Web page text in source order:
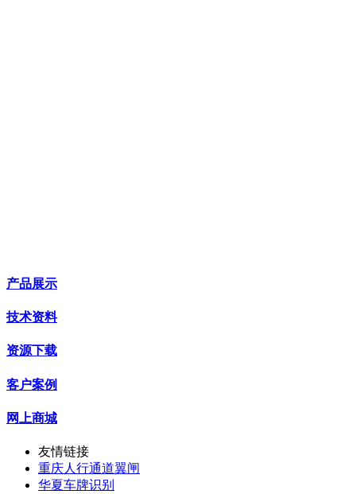
产品展示
技术资料
资源下载
客户案例
网上商城
友情链接
重庆人行通道翼闸
华夏车牌识别